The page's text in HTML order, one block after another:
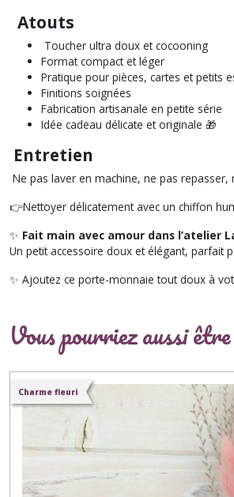
Atouts
Toucher ultra doux et cocooning
Format compact et léger
Pratique pour pièces, cartes et petits
Finitions soignées
Fabrication artisanale en petite série
Idée cadeau délicate et originale 🎁
Entretien
Ne pas laver en machine, ne pas repasser,
👉Nettoyer délicatement avec un chiffon
✨ Fait main avec amour dans l’atelier
Un petit accessoire doux et élégant, parfait
✨ Ajoutez ce porte-monnaie tout doux à
Vous pourriez aussi
Charme fleuri